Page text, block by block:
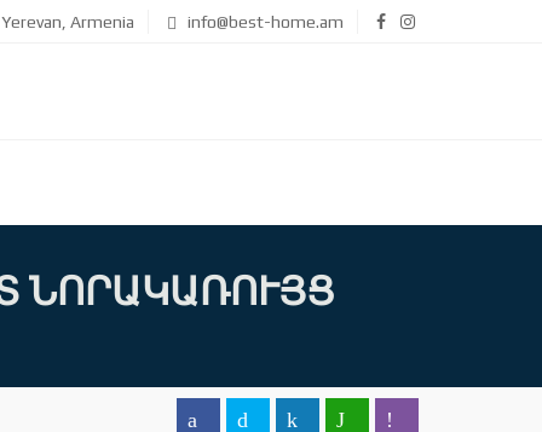
Armenia info@best-home.am
ՆՈՐԱԿԱՌՈՒՅՑ